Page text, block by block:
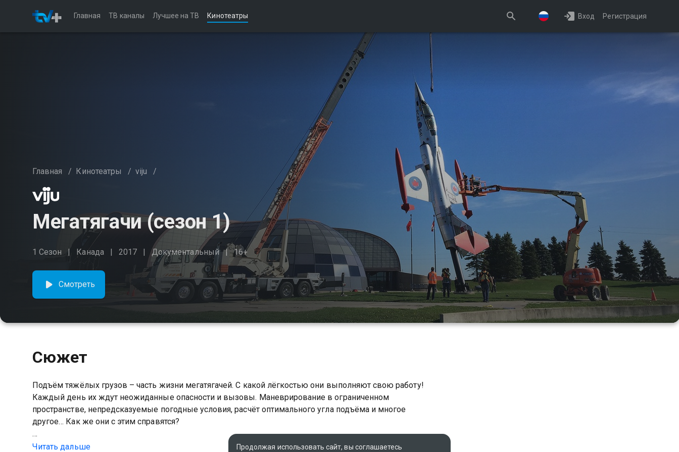
Главная ТВ каналы Лучшее на ТВ Кинотеатры Вход Регистрация
Главная / Кинотеатры / viju /
Мегатягачи (сезон 1)
1 Сезон Канада 2017 Документальный 16+
Смотреть
Сюжет
Подъём тяжёлых грузов – часть жизни мегатягачей. С какой лёгкостью они выполняют свою работу!
Каждый день их ждут неожиданные опасности и вызовы. Маневрирование в ограниченном
пространстве, непредсказуемые погодные условия, расчёт оптимального угла подъёма и многое
другое… Как же они с этим справятся?
Посмотреть онлайн 1 сезон сериала Мегатягачи вы можете совершенно бесплатно в хорошем HD
Читать дальше Продолжая использовать сайт, вы соглашаетесь